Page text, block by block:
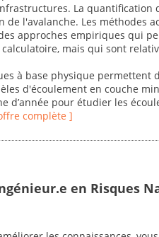
La quantification
l'avalanche. Les méthodes
approches empiriques qui
mais qui sont
à base physique permettent
d'écoulement en couche
d’année pour étudier les
complète ]
en Risques